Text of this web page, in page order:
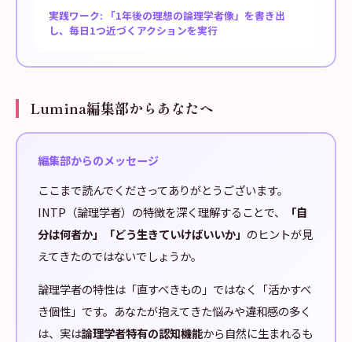
実践ワーク: 「1年後の理想の論理学者像」を書き出
し、毎日1つ近づくアクションを実行
Lumina編集部からあなたへ
編集部からのメッセージ
ここまで読んでくださってありがとうございます。
INTP（論理学者）の特徴を深く理解することで、
「自
分は何者か」「どう生きていけばいいか」 のヒントが見
えてきたのではないでしょうか。
論理学者の特性は「直すべきもの」ではなく「活かすべ
き個性」です。あなたが抱えてきた悩みや違和感の多く
は、実は論理学者特有の認知機能から自然に生まれるも